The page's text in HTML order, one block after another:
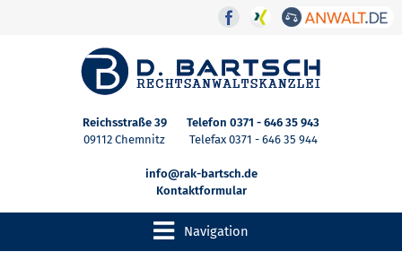
Reichsstraße 39
09112 Chemnitz
Telefon0371 - 646 35 943
Telefax 0371 - 646 35 944
info@rak-bartsch.de
Kontaktformular
Navigation